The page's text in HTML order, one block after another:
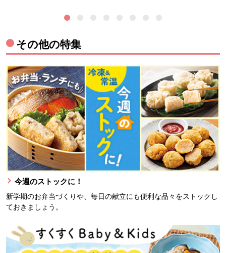
その他の特集
今週のストックに！
新学期のお弁当づくりや、毎日の献立にも便利な品々をストックし
ておきましょう。